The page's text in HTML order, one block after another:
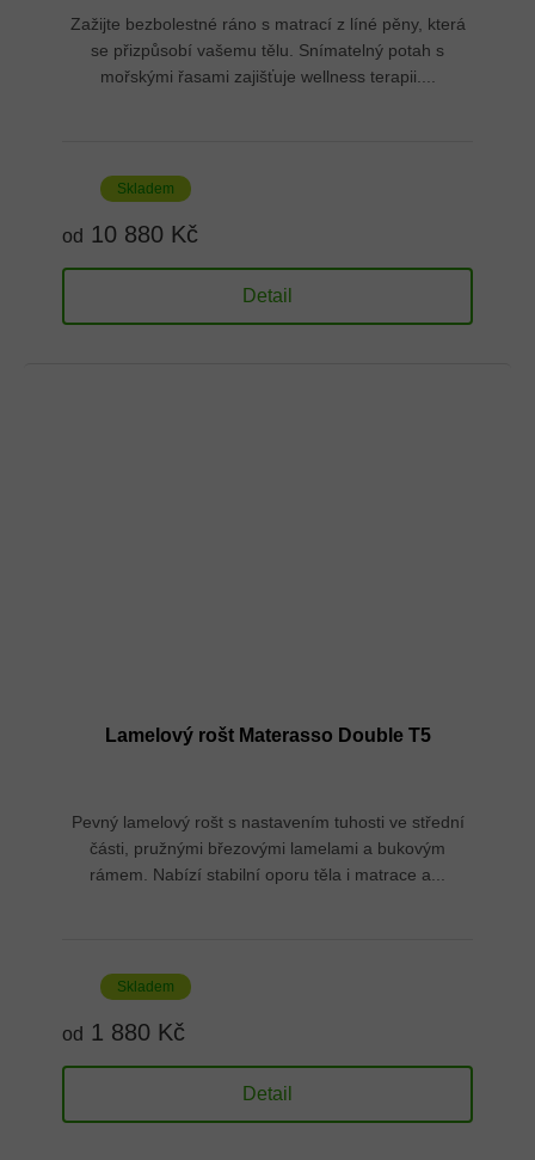
Zažijte bezbolestné ráno s matrací z líné pěny, která
se přizpůsobí vašemu tělu. Snímatelný potah s
mořskými řasami zajišťuje wellness terapii....
Skladem
od 10 880 Kč
Detail
Lamelový rošt Materasso Double T5
Pevný lamelový rošt s nastavením tuhosti ve střední
části, pružnými březovými lamelami a bukovým
rámem. Nabízí stabilní oporu těla i matrace a...
Skladem
od 1 880 Kč
Detail